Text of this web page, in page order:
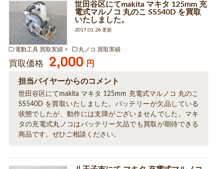
世田谷区にてmakita マキタ 125mm 充
電式マルノコ 丸のこ SS540D を買取
いたしました。
2017.01.26 更新
電動工具 買取実績 丸ノコ 買取実績
買取価格 2,000 円
担当バイヤーからのコメント
世田谷区にてmakita マキタ 125mm 充電式マルノコ 丸のこ
SS540D を買取いたしました。バッテリーが欠品している
状態でしたが、動作には支障がございませんでした。マキ
タの充電式丸ノコはバッテリー欠品でも買取が期待できる
商品です。ぜひご相談ください。